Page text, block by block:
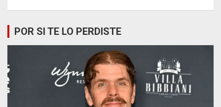
POR SI TE LO PERDISTE